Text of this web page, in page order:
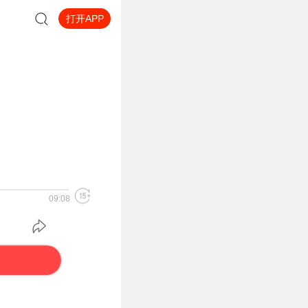
打开APP
09:08